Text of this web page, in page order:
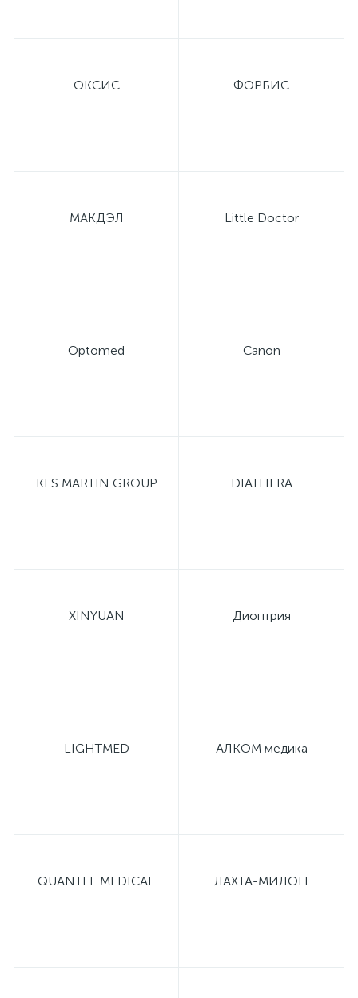
ОКСИС ФОРБИС
МАКДЭЛ Little Doctor
Optomed Canon
KLS MARTIN GROUP DIATHERA
XINYUAN Диоптрия
LIGHTMED АЛКОМ медика
QUANTEL MEDICAL ЛАХТА-МИЛОН